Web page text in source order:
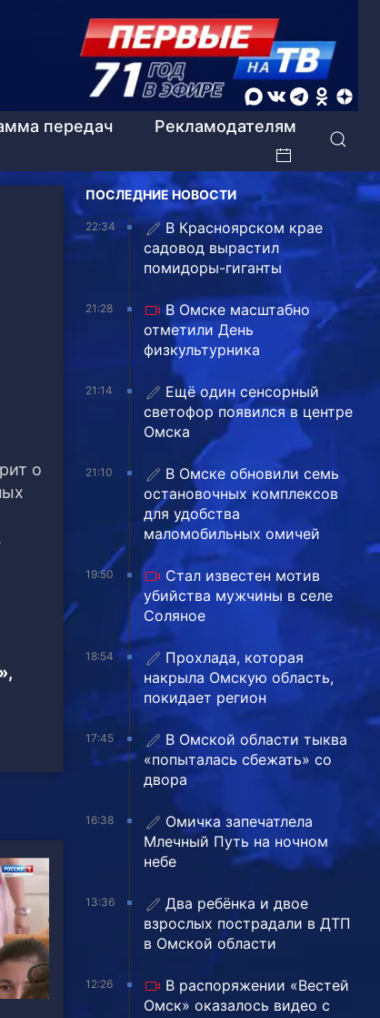
передач
Рекламодателям
о
ПОСЛЕДНИЕ НОВОСТИ
22:34
В Красноярском крае
садовод вырастил
помидоры-гиганты
21:28
В Омске масштабно
отметили День
физкультурника
21:14
Ещё один сенсорный
светофор появился в центре
Омска
21:10
В Омске обновили семь
остановочных комплексов
для удобства
маломобильных омичей
19:50
Стал известен мотив
убийства мужчины в селе
Соляное
18:54
Прохлада, которая
накрыла Омскую область,
покидает регион
17:45
В Омской области тыква
«попыталась сбежать» со
двора
16:38
Омичка запечатлела
Млечный Путь на ночном
небе
13:36
Два ребёнка и двое
взрослых пострадали в ДТП
в Омской области
12:26
В распоряжении «Вестей
Омск» оказалось видео с